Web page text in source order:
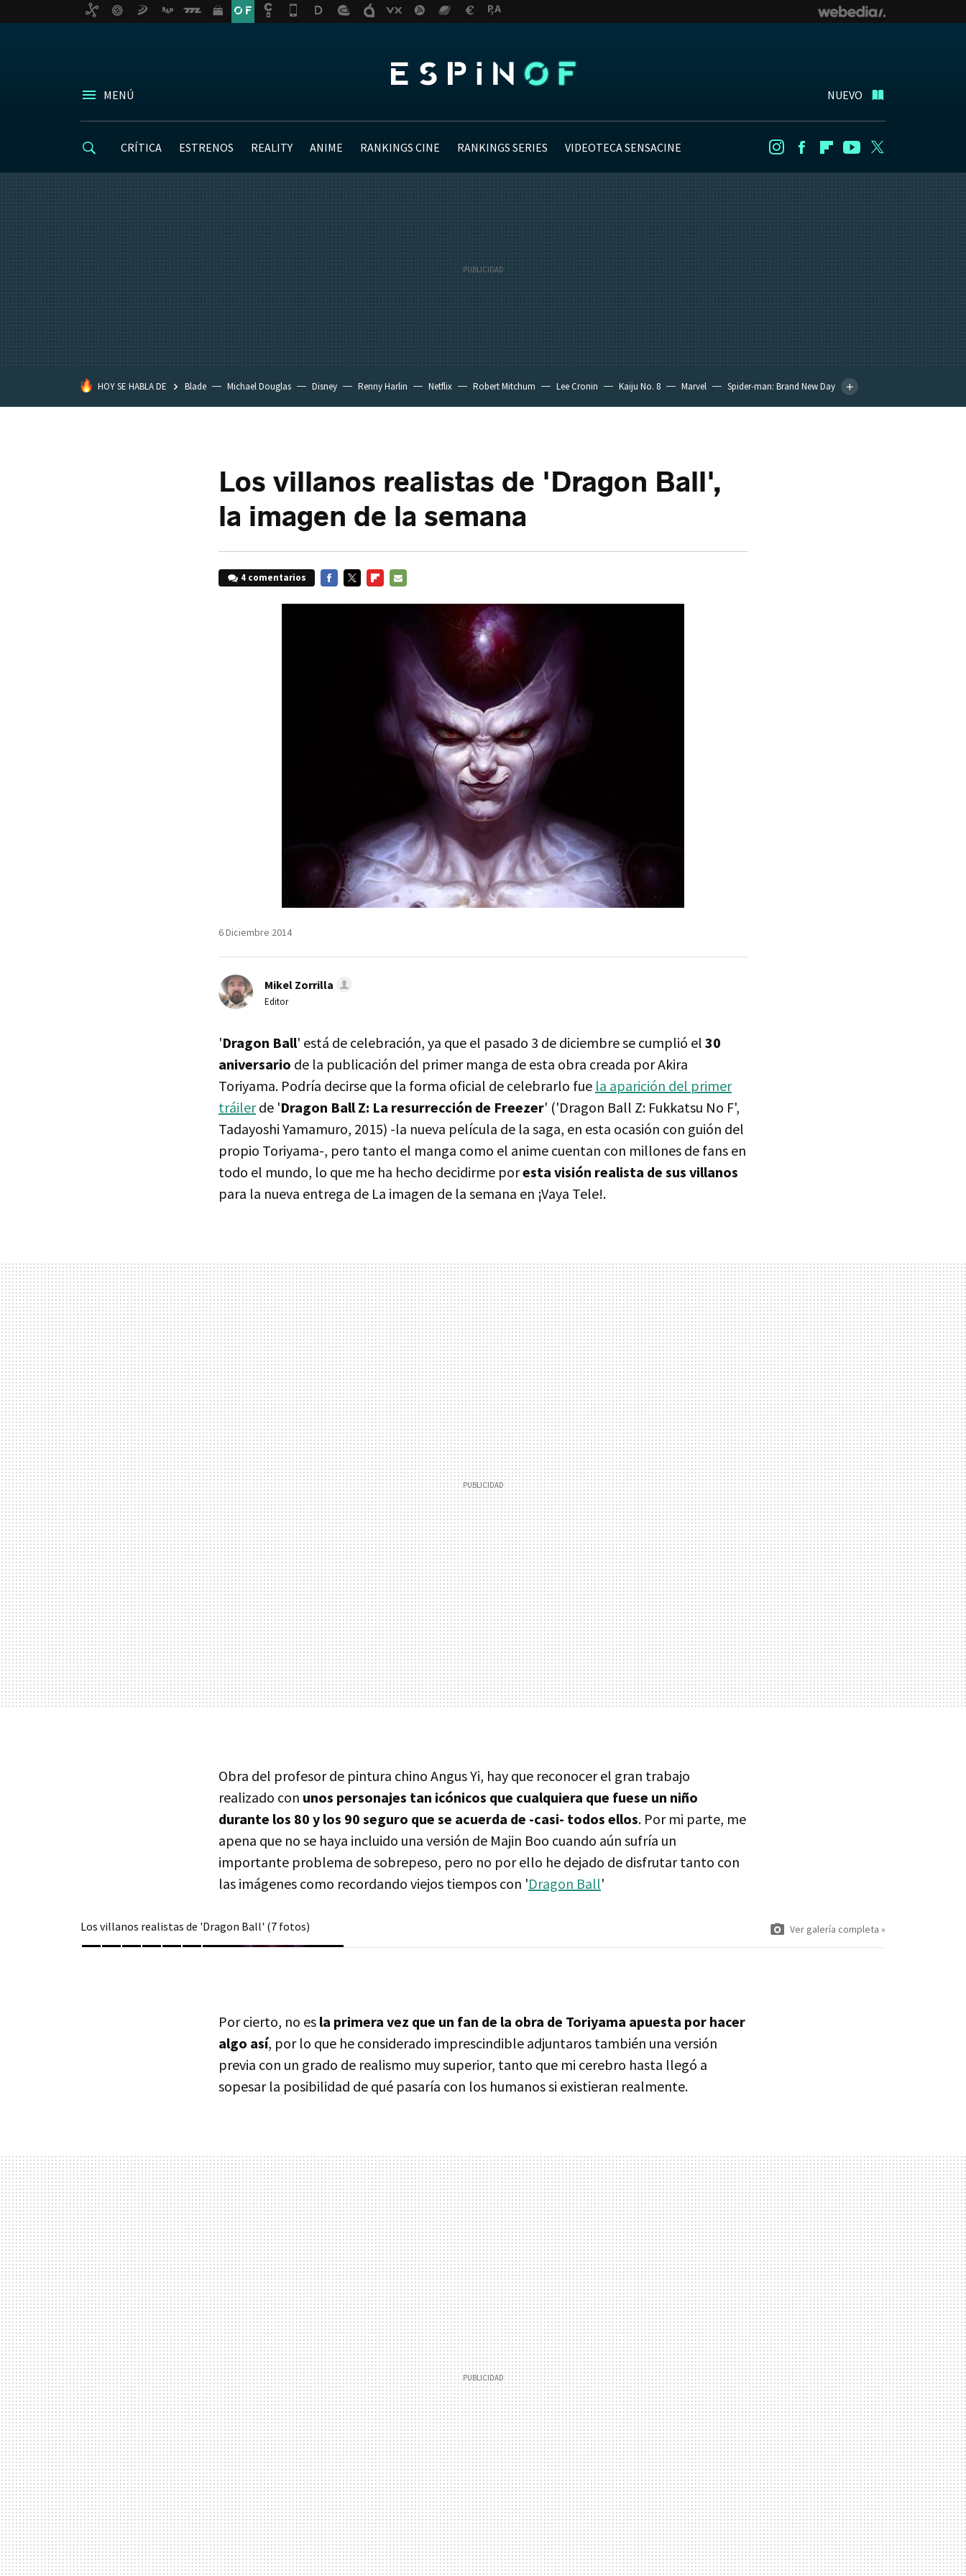
MENÚ NUEVO
CRÍTICA ESTRENOS REALITY ANIME RANKINGS CINE RANKINGS SERIES VIDEOTECA SENSACINE InstagramFacebookFlipboard
Youtube
HOY SE HABLA DE Blade Michael Douglas Disney Renny Harlin Netflix Robert Mitchum Lee Cronin Kaiju No. 8 Marvel Spider-man: Brand New Day
Los villanos realistas de 'Dragon Ball',
la imagen de la semana
4 comentarios
6 Diciembre 2014
Mikel Zorrilla
Editor
'Dragon Ball' está de celebración, ya que el pasado 3 de diciembre se cumplió el 30
aniversario de la publicación del primer manga de esta obra creada por Akira
Toriyama. Podría decirse que la forma oficial de celebrarlo fue la aparición del primer
tráilerde 'Dragon Ball Z: La resurrección de Freezer' ('Dragon Ball Z: Fukkatsu No F',
Tadayoshi Yamamuro, 2015) -la nueva película de la saga, en esta ocasión con guión del
propio Toriyama-, pero tanto el manga como el anime cuentan con millones de fans en
todo el mundo, lo que me ha hecho decidirme poresta visión realista de sus villanos
para la nueva entrega de La imagen de la semana en ¡Vaya Tele!.
Obra del profesor de pintura chino Angus Yi, hay que reconocer el gran trabajo
realizado con unos personajes tan icónicos que cualquiera que fuese un niño
durante los 80 y los 90 seguro que se acuerda de -casi- todos ellos. Por mi parte, me
apena que no se haya incluido una versión de Majin Boo cuando aún sufría un
importante problema de sobrepeso, pero no por ello he dejado de disfrutar tanto con
las imágenes como recordando viejos tiempos con 'Dragon Ball'
Ver galería completa »
Los villanos realistas de 'Dragon Ball' (7 fotos)
Por cierto, no es la primera vez que un fan de la obra de Toriyama apuesta por hacer
algo así, por lo que he considerado imprescindible adjuntaros también una versión
previa con un grado de realismo muy superior, tanto que mi cerebro hasta llegó a
sopesar la posibilidad de qué pasaría con los humanos si existieran realmente.